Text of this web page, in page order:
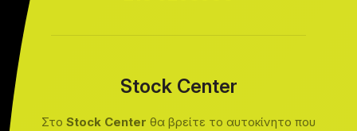
Stock Center
Στο Stock Center θα βρείτε το αυτοκίνητο που